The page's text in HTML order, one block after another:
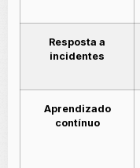
Resposta a
incidentes
Aprendizado
contínuo